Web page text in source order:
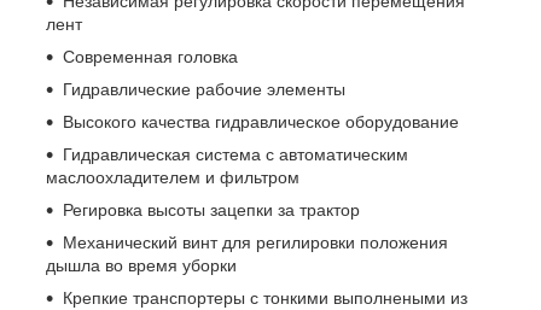
лент
Современная головка
Гидравлические рабочие элементы
Высокого качества гидравлическое оборудование
Гидравлическая система с автоматическим
маслоохладителем и фильтром
Регировка высоты зацепки за трактор
Механический винт для регилировки положения
дышла во время уборки
Крепкие транспортеры с тонкими выполнеными из